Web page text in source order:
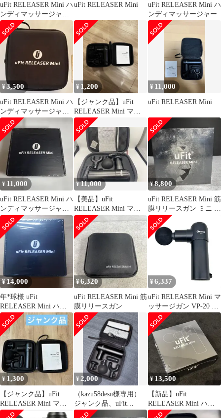
uFit RELEASER Mini ハ
ンディマッサージャー
本体
uFit RELEASER Mini
uFit RELEASER Mini ハ
ンディマッサージャー
¥3,500
uFit RELEASER Mini ハ
ンディマッサージャー
本体
¥ 1,200
【ジャンク品】uFit
RELEASER Mini マッ
サージガン ※動作不良
¥ 11,000
uFit RELEASER Mini
¥ 11,000
uFit RELEASER Mini ハ
ンディマッサージャー
本体
¥11,000
【美品】uFit
RELEASER Mini マッ
サージガン 本体 付属
品込み
¥8,800
uFit RELEASER Mini 筋
膜リリースガン ミニ 強
力
¥14,000
年*球様 uFit
RELEASER Mini ハン
ディマッサージャー 本
体
¥6,320
uFit RELEASER Mini 筋
膜リリースガン
¥ 6,337
uFit RELEASER Mini マ
ッサージガン VP-20 ブ
ラック 付属品 ケース付
き
¥ 1,300
【ジャンク品】uFit
RELEASER Mini マッ
サージガン
¥ 2,000
（kazu58desu様専用）
ジャンク品、uFit
RELEASER Mini
¥ 13,500
【新品】uFit
RELEASER Mini ハン
ディマッサージガン